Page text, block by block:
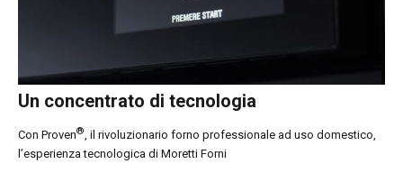
Un concentrato di tecnologia
Con Proven®, il rivoluzionario forno professionale ad uso domestico,
l’esperienza tecnologica di Moretti Forni